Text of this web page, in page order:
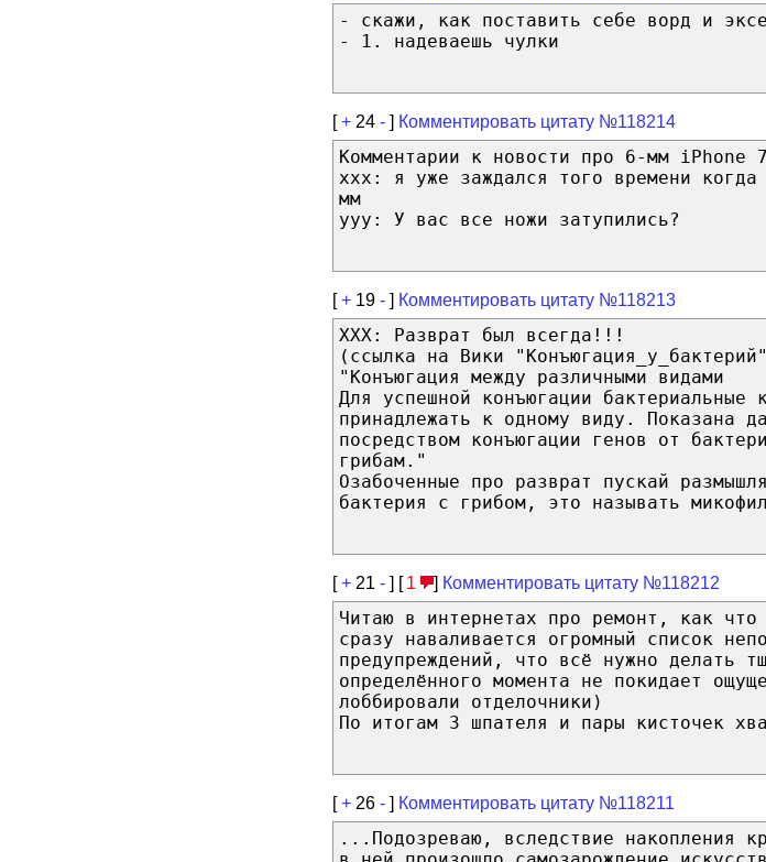
- скажи, как поставить себе ворд и
- 1. надеваешь чулки
[+ 24 - ] Комментировать цитату №118214
Комментарии к новости про 6-мм iPhone
xxx: я уже заждался того времени когда
мм
yyy: У вас все ножи затупились?
[+ 19 - ] Комментировать цитату №118213
ХХХ: Разврат был всегда!!!
(ссылка на Вики
"Конъюгация между различными видами
Для успешной конъюгации бактериальные
принадлежать к одному виду. Показана
посредством конъюгации генов от
грибам."
Озабоченные про разврат пускай
бактерия с грибом, это называть
[+ 21 - ] [ 1 ] Комментировать цитату №118212
Читаю в интернетах про ремонт, как
сразу наваливается огромный список
предупреждений, что всё нужно делать
определённого момента не покидает
лоббировали отделочники)
По итогам 3 шпателя и пары кисточек
[+ 26 - ] Комментировать цитату №118211
...Подозреваю, вследствие накопления